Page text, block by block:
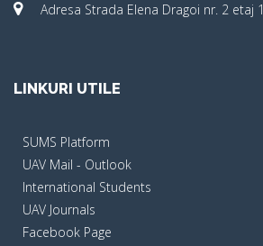
Adresa Strada Elena Dragoi nr. 2 etaj 1
LINKURI UTILE
SUMS Platform
UAV Mail - Outlook
International Students
UAV Journals
Facebook Page